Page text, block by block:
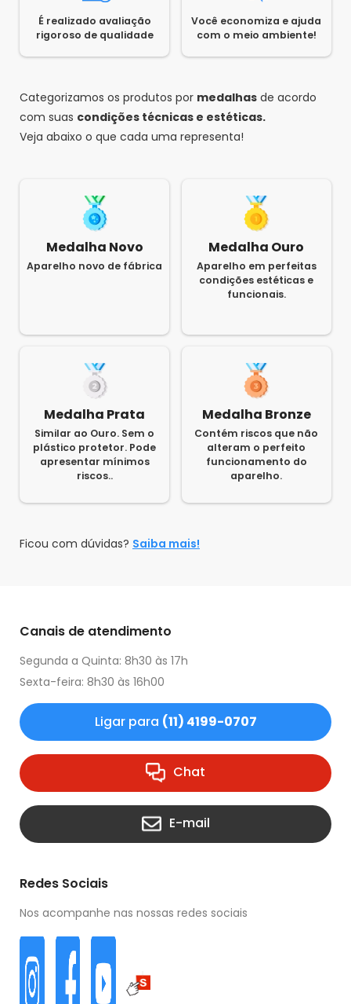
É realizado avaliação
rigoroso de qualidade
Você economiza e ajuda
com o meio ambiente!
Categorizamos os produtos por medalhas de acordo
com suas condições técnicas e estéticas.
Veja abaixo o que cada uma representa!
Medalha Novo
Aparelho novo de fábrica
Medalha Ouro
Aparelho em perfeitas
condições estéticas e
funcionais.
Medalha Prata
Similar ao Ouro. Sem o
plástico protetor. Pode
apresentar mínimos
riscos..
Medalha Bronze
Contém riscos que não
alteram o perfeito
funcionamento do
aparelho.
Ficou com dúvidas? Saiba mais!
Canais de atendimento
Segunda a Quinta: 8h30 às 17h
Sexta-feira: 8h30 às 16h00
Ligar para (11) 4199-0707
Chat
E-mail
Redes Sociais
Nos acompanhe nas nossas redes sociais